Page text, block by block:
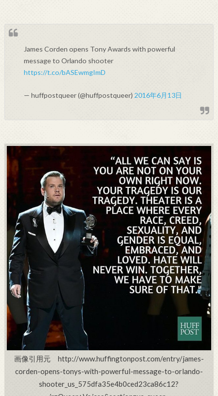
James Corden opens Tony Awards with powerful
message to Orlando shooter
https://t.co/bASEwmgImD
— huffpostqueer (@huffpostqueer)2016年6月13日
画像引用元 http://www.huffingtonpost.com/entry/james-
corden-opens-tonys-with-powerful-message-to-orlando-
shooter_us_575dfa35e4b0ced23ca86c12?